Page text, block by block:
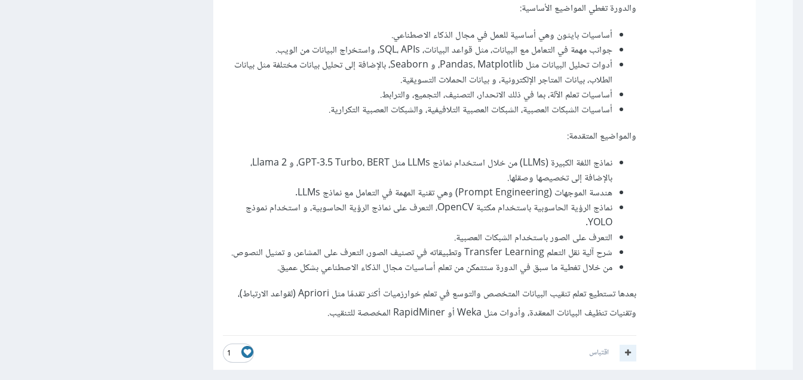
والدورة تغطي المواضيع الأساسية:
أساسيات بايثون وهي أساسية للعمل في مجال الذكاء الاصطناعي.
جوانب مهمة في التعامل مع البيانات، مثل قواعد البيانات، SQL، APIs، واستخراج البيانات من الويب.
أدوات تحليل البيانات مثل Pandas، Matplotlib، و Seaborn، بالإضافة إلى تحليل بيانات مختلفة مثل بيانات
الطلاب، بيانات المتاجر الإلكترونية، و بيانات الحملات التسويقية.
أساسيات تعلم الآلة، بما في ذلك الانحدار، التصنيف، التجميع، والترابط.
أساسيات الشبكات العصبية، الشبكات العصبية التلافيفية، والشبكات العصبية التكرارية.
والمواضيع المتقدمة:
نماذج اللغة الكبيرة (LLMs) من خلال استخدام نماذج LLMs مثل GPT-3.5 Turbo، BERT، و Llama 2،
بالإضافة إلى تخصيصها وصقلها.
هندسة الموجهات (Prompt Engineering) وهي تقنية المهمة في التعامل مع نماذج LLMs.
نماذج الرؤية الحاسوبية باستخدام مكتبة OpenCV، التعرف على نماذج الرؤية الحاسوبية، و استخدام نموذج
YOLO.
التعرف على الصور باستخدام الشبكات العصبية.
شرح آلية نقل التعلم Transfer Learning وتطبيقاته في تصنيف الصور، التعرف على المشاعر، و تمثيل النصوص.
من خلال تغطية ما سبق في الدورة ستتمكن من تعلم أساسيات مجال الذكاء الاصطناعي بشكل عميق.
بعدها تستطيع تعلم تنقيب البيانات المتخصص والتوسع في تعلم خوارزميات أكثر تقدمًا مثل Apriori (لقواعد الارتباط)،
وتقنيات تنظيف البيانات المعقدة، وأدوات مثل Weka أو RapidMiner المخصصة للتنقيب.
1 اقتباس